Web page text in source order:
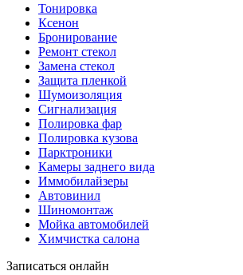
Тонировка
Ксенон
Бронирование
Ремонт стекол
Замена стекол
Защита пленкой
Шумоизоляция
Сигнализация
Полировка фар
Полировка кузова
Парктроники
Камеры заднего вида
Иммобилайзеры
Автовинил
Шиномонтаж
Мойка автомобилей
Химчистка салона
Записаться онлайн